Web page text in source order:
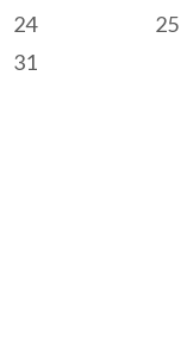
24 25
31